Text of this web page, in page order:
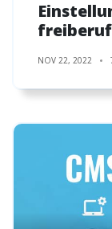
NOV 22, 2022